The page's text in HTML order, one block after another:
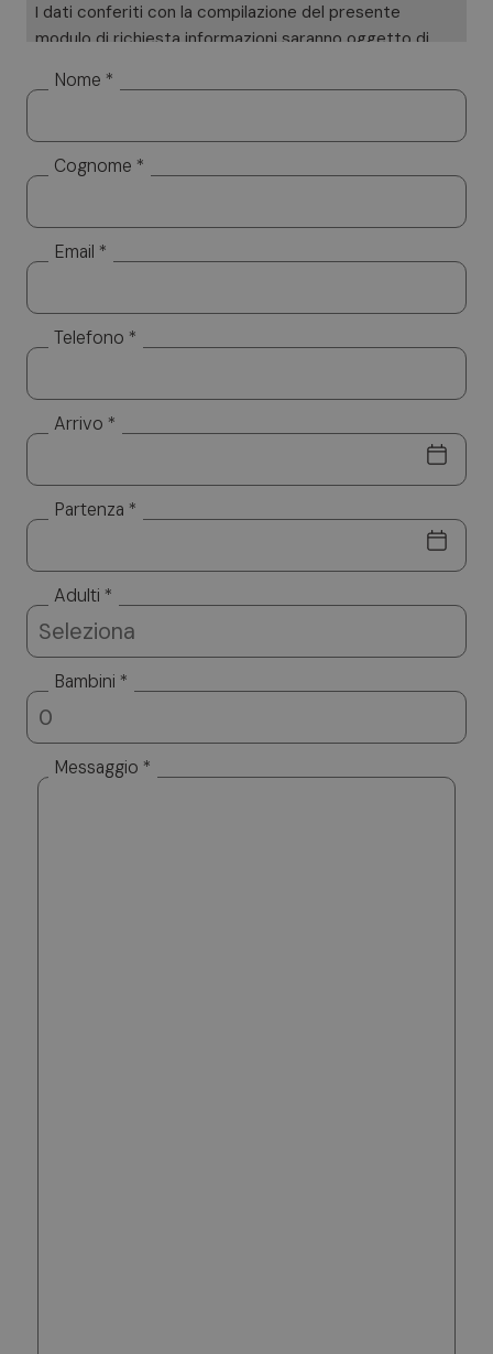
I dati conferiti con la compilazione del presente
modulo di richiesta informazioni saranno oggetto di
saranno utilizzati esclusivamente per dare risposta
diffusi a soggetti terzi. Titolare del trattamento è
Altea Software SRL, cui potrà rivolgersi per l’esercizio
dati, d’integrazione, rettifica e cancellazione. Per la
visione dell’informativa completa si rimanda a:
Nome *
Cognome *
Email *
Telefono *
Arrivo *
Partenza *
Adulti *
Bambini *
Messaggio *